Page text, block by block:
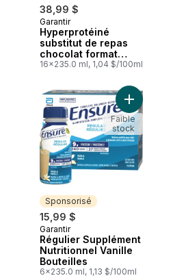
38,99 $
Sponsorisé
Garantir
Hyperprotéiné
substitut de repas
chocolat format
économique
16x235.0 ml, 1,04 $/100ml
Régulier Supplément Nutritionnel
Sponsorisé
15,99 $
Sponsorisé
Garantir
Régulier Supplément
Nutritionnel Vanille
Bouteilles
6x235.0 ml, 1,13 $/100ml
Ajouter
Faible
stock